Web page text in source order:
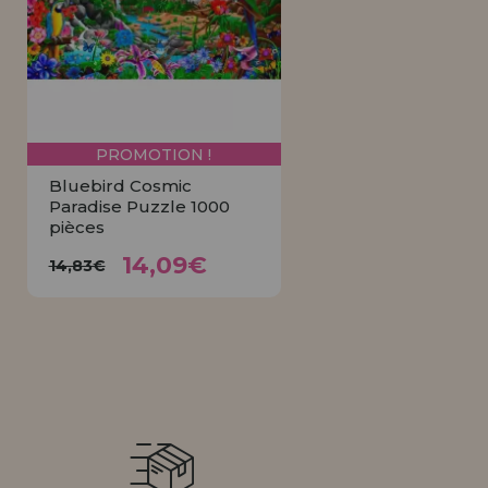
INFORMATION
Allez-y! Nous vous attendions.
NOUVEAU CLIENT
PROMOTION !
Bluebird Cosmic
Paradise Puzzle 1000
pièces
14,83€ 14,09€